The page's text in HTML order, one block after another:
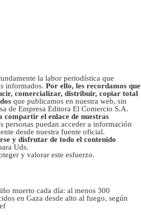
la labor periodística que
informados. Por ello, les recordamos que
comercializar, distribuir, copiar total
que publicamos en nuestra web, sin
de Empresa Editora El Comercio S.A.
compartir el enlace de nuestras
personas puedan acceder a información
desde nuestra fuente oficial.
y disfrutar de todo el contenido
Uds.
y valorar este esfuerzo.
muerto cada día: al menos 300
en Gaza desde alto al fuego, según